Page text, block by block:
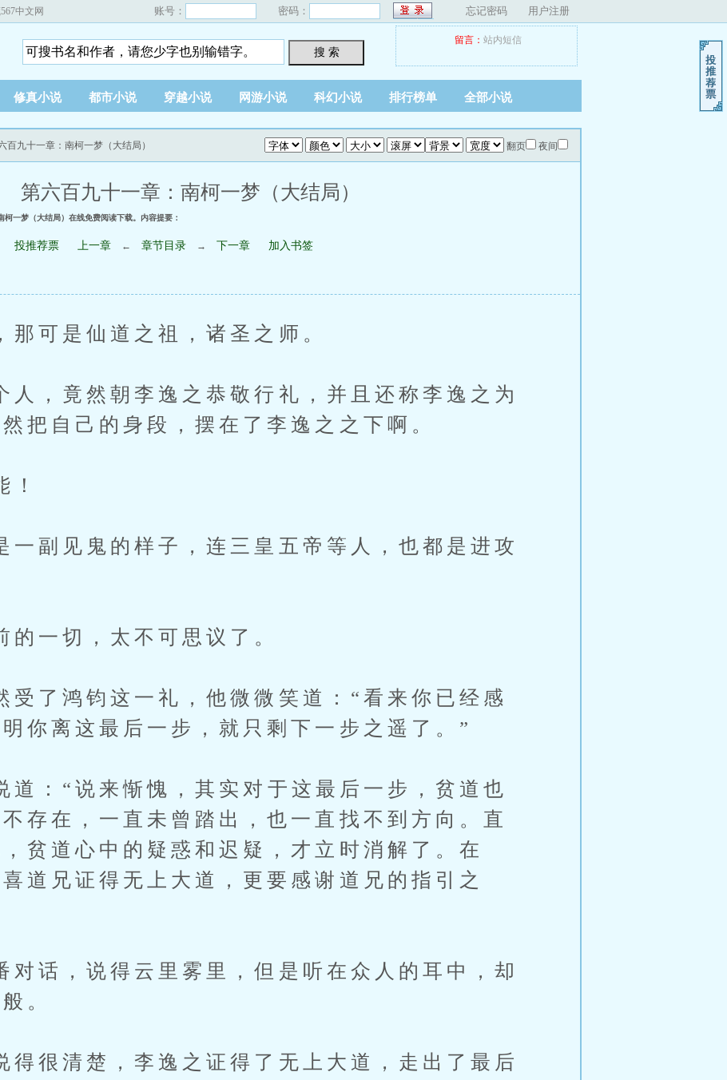
中文网 账号： 密码： 忘记密码 用户注册
搜 索
留言： 站内短信
修真小说 都市小说 穿越小说 网游小说 科幻小说 排行榜单 全部小说
翻页 夜间
百九十一章：南柯一梦（大结局）
第六百九十一章：南柯一梦（大结局）
一梦（大结局）在线免费阅读下载。内容提要：
投推荐票 上一章 ← 章节目录 → 下一章 加入书签
可是仙道之祖，诸圣之师。
，竟然朝李逸之恭敬行礼，并且还称李逸之为
把自己的身段，摆在了李逸之之下啊。
副见鬼的样子，连三皇五帝等人，也都是进攻
一切，太不可思议了。
了鸿钧这一礼，他微微笑道：“看来你已经感
你离这最后一步，就只剩下一步之遥了。”
：“说来惭愧，其实对于这最后一步，贫道也
存在，一直未曾踏出，也一直找不到方向。直
贫道心中的疑惑和迟疑，才立时消解了。在
道兄证得无上大道，更要感谢道兄的指引之
话，说得云里雾里，但是听在众人的耳中，却
。
很清楚，李逸之证得了无上大道，走出了最后